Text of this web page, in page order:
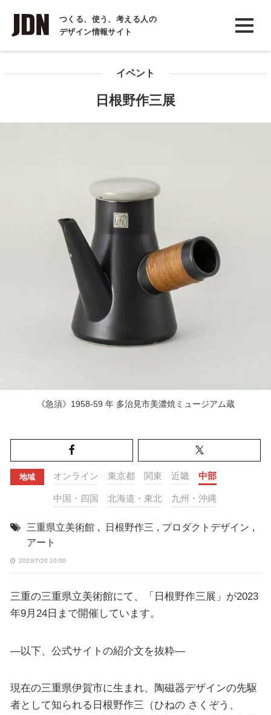
つくる、使う、考える人の
デザイン情報サイト
INTERVIEW
インタビュー
イベント
日根野作三展
《急須》1958-59 年 多治見市美濃焼ミュージアム蔵
地域 オンライン 東京都 関東 近畿 中部
中国・四国 北海道・東北 九州・沖縄
三重県立美術館 , 日根野作三 , プロダクトデザイン ,
アート
2023/7/20 10:00
三重の三重県立美術館にて、「日根野作三展」が2023
年9月24日まで開催しています。
—以下、公式サイトの紹介文を抜粋—
現在の三重県伊賀市に生まれ、陶磁器デザインの先駆
者として知られる日根野作三（ひねの さくぞう、